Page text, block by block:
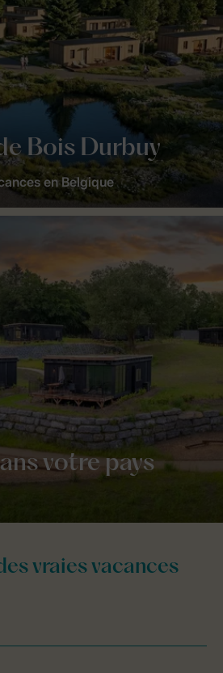
Bois Durbuy
en Belgique
votre pays